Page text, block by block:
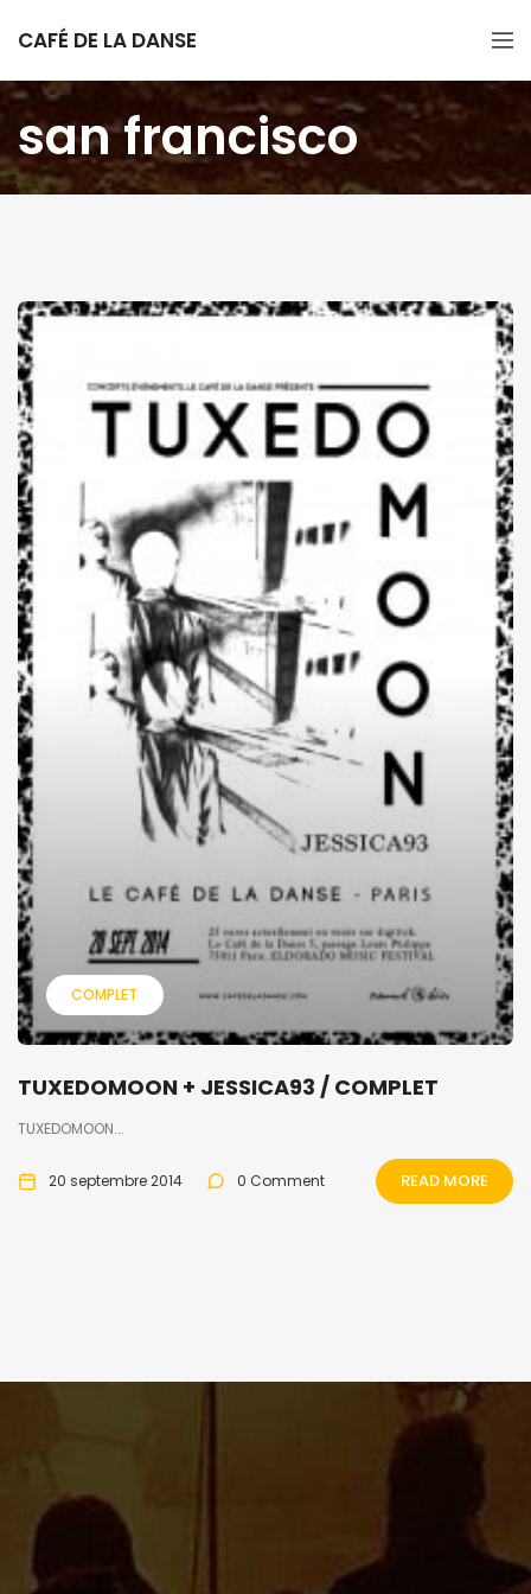
CAFÉ DE LA DANSE
san francisco
COMPLET
TUXEDOMOON + JESSICA93 / COMPLET
TUXEDOMOON...
20 septembre 2014 0 Comment READ MORE